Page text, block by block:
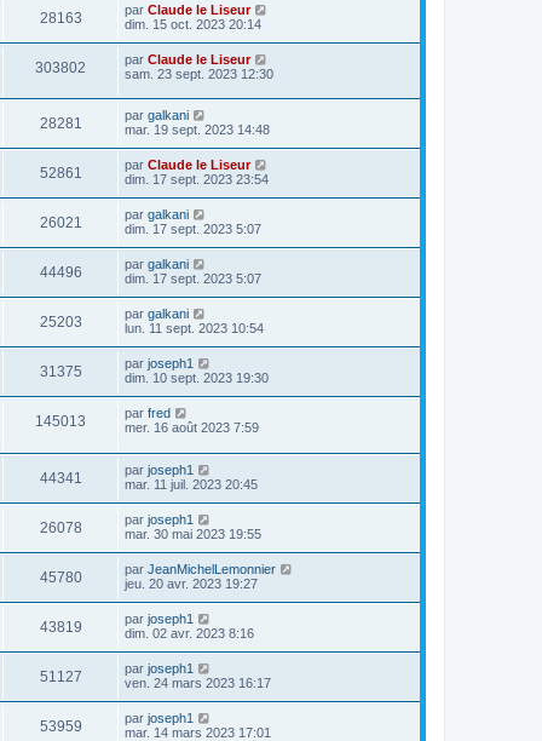
28163 par Claude le Liseur
dim. 15 oct. 2023 20:14
303802 par Claude le Liseur
sam. 23 sept. 2023 12:30
28281 par galkani
mar. 19 sept. 2023 14:48
52861 par Claude le Liseur
dim. 17 sept. 2023 23:54
26021 par galkani
dim. 17 sept. 2023 5:07
44496 par galkani
dim. 17 sept. 2023 5:07
25203 par galkani
lun. 11 sept. 2023 10:54
31375 par joseph1
dim. 10 sept. 2023 19:30
145013 par fred
mer. 16 août 2023 7:59
44341 par joseph1
mar. 11 juil. 2023 20:45
26078 par joseph1
mar. 30 mai 2023 19:55
45780 par JeanMichelLemonnier
jeu. 20 avr. 2023 19:27
43819 par joseph1
dim. 02 avr. 2023 8:16
51127 par joseph1
ven. 24 mars 2023 16:17
53959 par joseph1
mar. 14 mars 2023 17:01